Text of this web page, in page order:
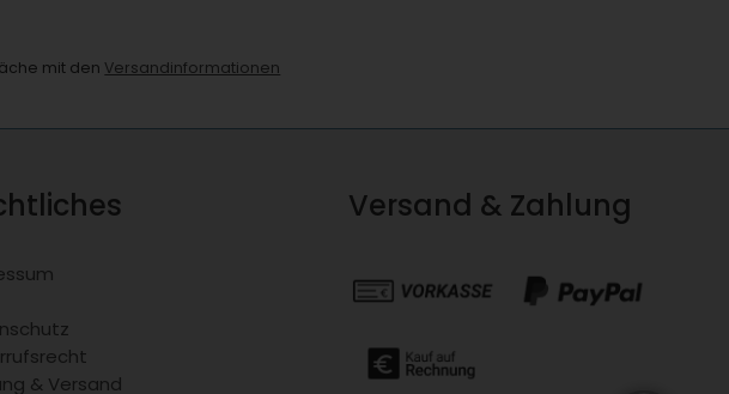
mit den Versandinformationen
& Versand
Versand & Zahlung